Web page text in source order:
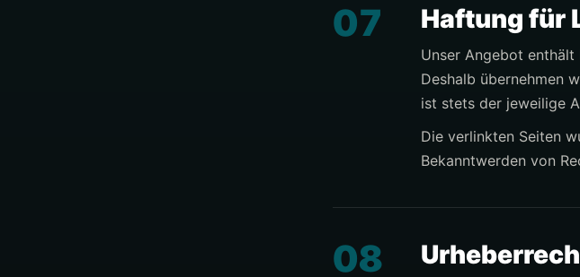
07 Haftung für
Unser Angebot enthält
Deshalb übernehmen
ist stets der jeweilige
Die verlinkten Seiten
Bekanntwerden von
08